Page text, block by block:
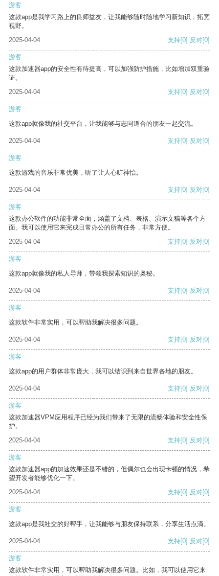
游客
这款app是我学习路上的良师益友，让我能够随时随地学习新知识，拓宽
视野。
2025-04-04
支持[0] 反对[0]
游客
这款加速器app的安全性有待提高，可以加强防护措施，比如增加双重验
证。
2025-04-04
支持[0] 反对[0]
游客
这款app就像我的社交平台，让我能够与志同道合的朋友一起交流。
2025-04-04 支持[0] 反对[0]
游客
这款游戏的音乐非常优美，听了让人心旷神怡。
2025-04-04 支持[0] 反对[0]
游客
这款办公软件的功能非常全面，涵盖了文档、表格、演示文稿等各个方
面。我可以使用它来完成日常办公的所有任务，非常方便。
2025-04-04
支持[0] 反对[0]
游客
这款app就像我的私人导师，带领我探索知识的奥秘。
2025-04-04 支持[0] 反对[0]
游客
这款软件非常实用，可以帮助我解决很多问题。
2025-04-04 支持[0] 反对[0]
游客
这款app的用户群体非常庞大，我可以结识到来自世界各地的朋友。
2025-04-04 支持[0] 反对[0]
游客
这款加速器VPM应用程序已经为我们带来了无限的流畅体验和安全性保
护。
2025-04-04
支持[0] 反对[0]
游客
这款加速器app的加速效果还是不错的，但偶尔也会出现卡顿的情况，希
望开发者能够优化一下。
2025-04-04
支持[0] 反对[0]
游客
这款app是我社交的好帮手，让我能够与朋友保持联系，分享生活点滴。
2025-04-04 支持[0] 反对[0]
游客
这款软件非常实用，可以帮助我解决很多问题。比如，我可以使用它来